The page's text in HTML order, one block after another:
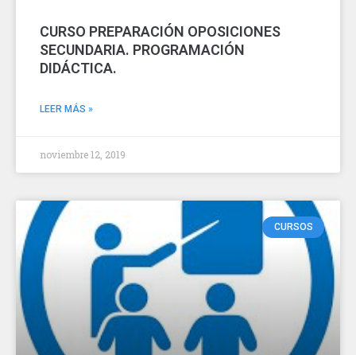
CURSO PREPARACIÓN OPOSICIONES
SECUNDARIA. PROGRAMACIÓN
DIDÁCTICA.
LEER MÁS »
noviembre 12, 2019
CURSOS